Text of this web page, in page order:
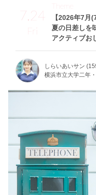
7.24
Fri
【2026年7月
夏の日差しを
アクティブお
Theme
しらいあいサン
横浜市立大学二年